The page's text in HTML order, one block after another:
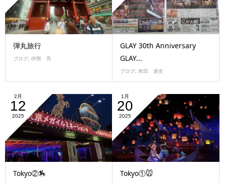
弾丸旅行
ブログ, 伊熊 亮
GLAY 30th Anniversary
GLAY...
ブログ, 米田 達史
2月
12
2025
Tokyo②🏇
1月
20
2025
Tokyo①🐭